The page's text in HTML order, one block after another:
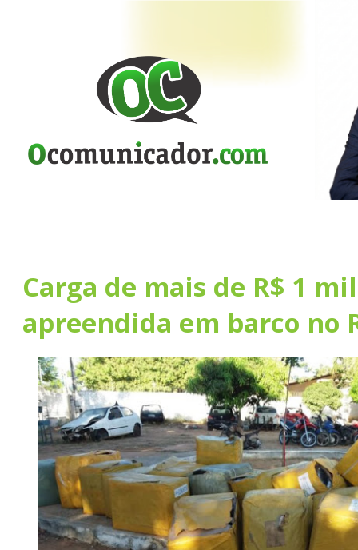
Carga de mais de R$ 1
apreendida em barco no